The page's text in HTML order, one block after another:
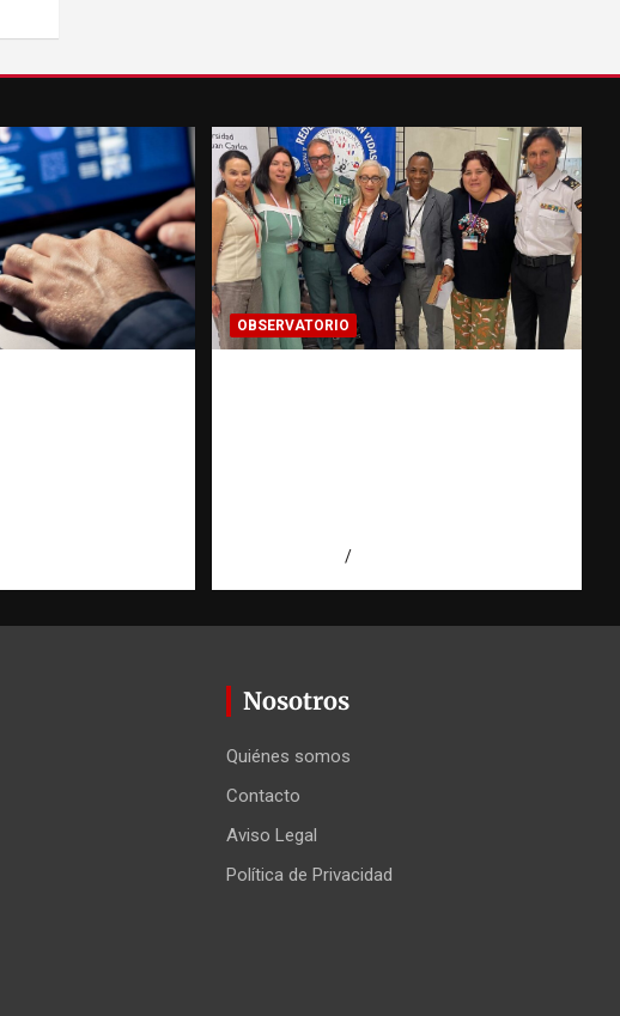
OBSERVATORIO
Nosotros
Quiénes somos
Contacto
Aviso Legal
Política de Privacidad